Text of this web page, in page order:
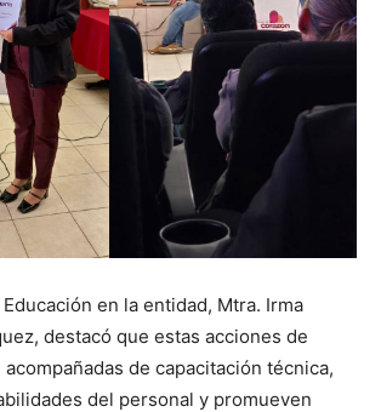
en la entidad, Mtra. Irma
destacó que estas acciones de
de capacitación técnica,
del personal y promueven